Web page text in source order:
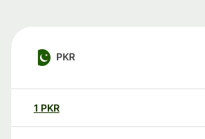
PKR
1 PKR